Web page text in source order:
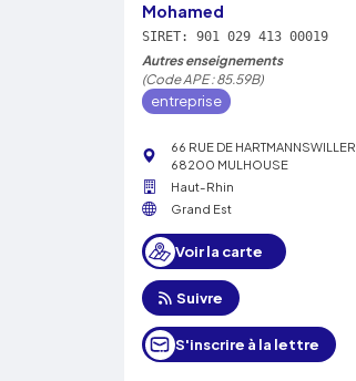
Mohamed
SIRET: 901 029 413 00019
Autres enseignements
(Code APE : 85.59B)
entreprise
66 RUE DE HARTMANNSWILLER
68200 MULHOUSE
Haut-Rhin
Grand Est
Voir la carte
Suivre
S'inscrire à la lettre